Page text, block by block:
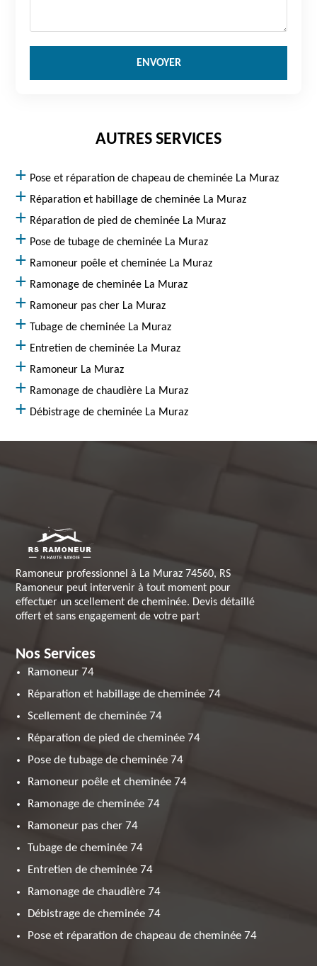
AUTRES SERVICES
Pose et réparation de chapeau de cheminée La Muraz
Réparation et habillage de cheminée La Muraz
Réparation de pied de cheminée La Muraz
Pose de tubage de cheminée La Muraz
Ramoneur poêle et cheminée La Muraz
Ramonage de cheminée La Muraz
Ramoneur pas cher La Muraz
Tubage de cheminée La Muraz
Entretien de cheminée La Muraz
Ramoneur La Muraz
Ramonage de chaudière La Muraz
Débistrage de cheminée La Muraz
Ramoneur professionnel à La Muraz 74560, RS
Ramoneur peut intervenir à tout moment pour
effectuer un scellement de cheminée. Devis détaillé
offert et sans engagement de votre part
Nos Services
Ramoneur 74
Réparation et habillage de cheminée 74
Scellement de cheminée 74
Réparation de pied de cheminée 74
Pose de tubage de cheminée 74
Ramoneur poêle et cheminée 74
Ramonage de cheminée 74
Ramoneur pas cher 74
Tubage de cheminée 74
Entretien de cheminée 74
Ramonage de chaudière 74
Débistrage de cheminée 74
Pose et réparation de chapeau de cheminée 74